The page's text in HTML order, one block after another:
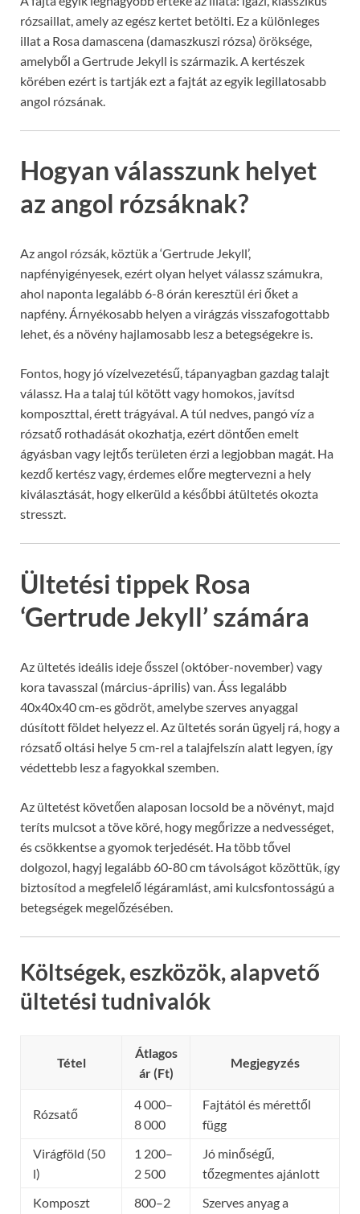
rózsaillat, amely az egész kertet betölti. Ez a különleges
illat a Rosa damascena (damaszkuszi rózsa) öröksége,
amelyből a Gertrude Jekyll is származik. A kertészek
körében ezért is tartják ezt a fajtát az egyik legillatosabb
angol rózsának.
Hogyan válasszunk helyet
az angol rózsáknak?
Az angol rózsák, köztük a ‘Gertrude Jekyll’,
napfényigényesek, ezért olyan helyet válassz számukra,
ahol naponta legalább 6-8 órán keresztül éri őket a
napfény. Árnyékosabb helyen a virágzás visszafogottabb
lehet, és a növény hajlamosabb lesz a betegségekre is.
Fontos, hogy jó vízelvezetésű, tápanyagban gazdag talajt
válassz. Ha a talaj túl kötött vagy homokos, javítsd
komposzttal, érett trágyával. A túl nedves, pangó víz a
rózsatő rothadását okozhatja, ezért döntően emelt
ágyásban vagy lejtős területen érzi a legjobban magát. Ha
kezdő kertész vagy, érdemes előre megtervezni a hely
kiválasztását, hogy elkerüld a későbbi átültetés okozta
stresszt.
Ültetési tippek Rosa
‘Gertrude Jekyll’ számára
Az ültetés ideális ideje ősszel (október-november) vagy
kora tavasszal (március-április) van. Áss legalább
40x40x40 cm-es gödröt, amelybe szerves anyaggal
dúsított földet helyezz el. Az ültetés során ügyelj rá, hogy a
rózsatő oltási helye 5 cm-rel a talajfelszín alatt legyen, így
védettebb lesz a fagyokkal szemben.
Az ültetést követően alaposan locsold be a növényt, majd
teríts mulcsot a töve köré, hogy megőrizze a nedvességet,
és csökkentse a gyomok terjedését. Ha több tővel
dolgozol, hagyj legalább 60-80 cm távolságot közöttük, így
biztosítod a megfelelő légáramlást, ami kulcsfontosságú a
betegségek megelőzésében.
Költségek, eszközök, alapvető
ültetési tudnivalók
Tétel
Átlagos
ár (Ft)
Megjegyzés
Rózsatő
4 000–
8 000
Fajtától és mérettől
függ
Virágföld (50
l)
1 200–
2 500
Jó minőségű,
tőzegmentes ajánlott
Komposzt
800–2
Szerves anyag a